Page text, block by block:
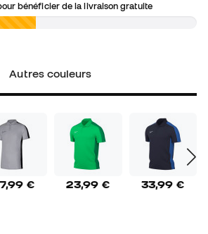
bénéficier de la livraison gratuite
Autres couleurs
€ 23,99 € 33,99 €